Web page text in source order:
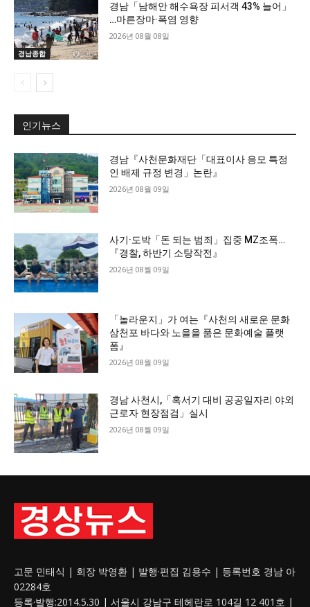
경남종합
경남「남해안 해수욕장 피서객 43% 늘어」
…마른장마·폭염 영향
2026년 08월 08일
인기뉴스
경남『사천문화재단「대표이사 응모 특정
인 배제 규정 변경」논란』
2026년 08월 09일
사기·도박「돈 되는 범죄」집중 MZ조폭…
『경찰, 하반기 소탕작전』
2026년 08월 09일
「놀라운지」가 여는『사천의 새로운 문화
삼천포 바다와 노을을 품은 문화예술 플랫
폼』
2026년 08월 09일
경남 사천시,「혹서기 대비 공공일자리 야외
근로자 현장점검」실시
2026년 08월 09일
고문 민태식 | 회장 박영환 | 발행·편집 김용수 | 등록번호 경남 아
02284호
등록·발행:2014.5.30 | 서울시 강남구 테헤란로 104길 12 401호 |